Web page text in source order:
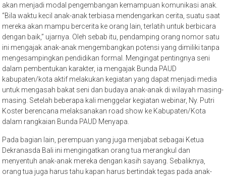
akan menjadi modal pengembangan kemampuan komunikasi anak.
“Bila waktu kecil anak-anak terbiasa mendengarkan cerita, suatu saat
mereka akan mampu bercerita ke orang lain, terlatih untuk berbicara
dengan baik,” ujarnya. Oleh sebab itu, pendamping orang nomor satu
ini mengajak anak-anak mengembangkan potensi yang dimiliki tanpa
mengesampingkan pendidikan formal. Mengingat pentingnya seni
dalam pembentukan karakter, ia mengajak Bunda PAUD
kabupaten/kota aktif melakukan kegiatan yang dapat menjadi media
untuk mengasah bakat seni dan budaya anak-anak di wilayah masing-
masing. Setelah beberapa kali menggelar kegiatan webinar, Ny. Putri
Koster berencana melaksanakan road show ke Kabupaten/Kota
dalam rangkaian Bunda PAUD Menyapa.
Pada bagian lain, perempuan yang juga menjabat sebagai Ketua
Dekranasda Bali ini mengingatkan orang tua merangkul dan
menyentuh anak-anak mereka dengan kasih sayang. Sebaliknya,
orang tua juga harus tahu kapan harus bertindak tegas pada anak-